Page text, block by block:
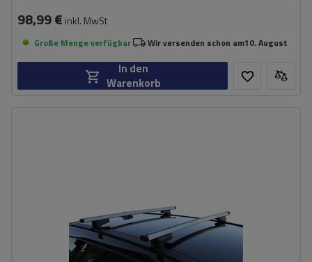
98,99 € inkl. MwSt
Große Menge verfügbar Wir versenden schon am10. August
In den
Warenkorb